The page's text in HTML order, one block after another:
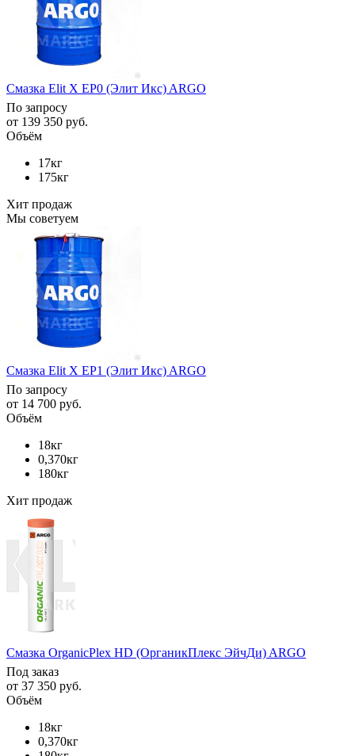
Смазка Elit X EP0 (Элит Икс) ARGO
По запросу
от 139 350 руб.
Объём
17кг
175кг
Хит продаж
Мы советуем
Смазка Elit X EP1 (Элит Икс) ARGO
По запросу
от 14 700 руб.
Объём
18кг
0,370кг
180кг
Хит продаж
Смазка OrganicPlex HD (ОрганикПлекс ЭйчДи) ARGO
Под заказ
от 37 350 руб.
Объём
18кг
0,370кг